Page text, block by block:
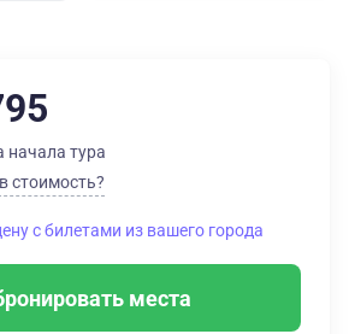
начала тура
стоимость?
с билетами из вашего города
места